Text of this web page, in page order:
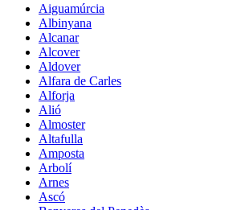
Aiguamúrcia
Albinyana
Alcanar
Alcover
Aldover
Alfara de Carles
Alforja
Alió
Almoster
Altafulla
Amposta
Arbolí
Arnes
Ascó